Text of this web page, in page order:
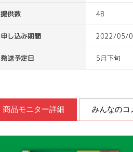
提供数 48
申し込み期間 2022/05/
発送予定日 5月下旬
商品モニター詳細 みんなのコ